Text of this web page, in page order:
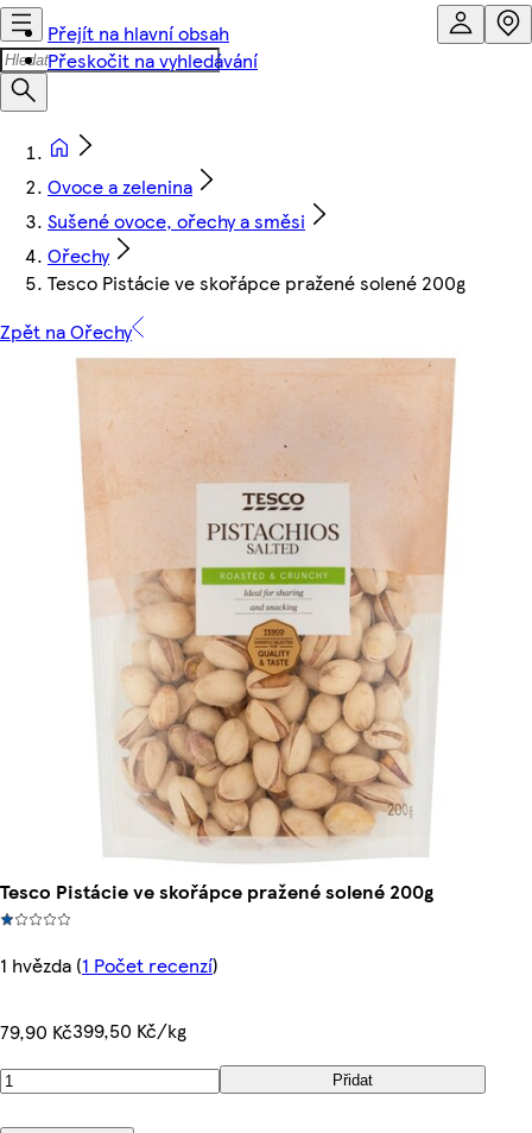
Přejít na hlavní obsah
Přeskočit na vyhledávání
Ovoce a zelenina
Sušené ovoce, ořechy a směsi
Ořechy
Tesco Pistácie ve skořápce pražené solené 200g
Zpět na Ořechy
Tesco Pistácie ve skořápce pražené solené 200g
1 hvězda (1 Počet recenzí)
79,90 Kč399,50 Kč/kg
Přidat